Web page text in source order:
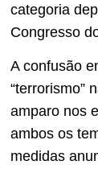
categoria
Congresso
A confusão
“terrorismo”
amparo nos
ambos os
medidas